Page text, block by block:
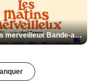
Les Matins merveilleux Bande-annonce VF